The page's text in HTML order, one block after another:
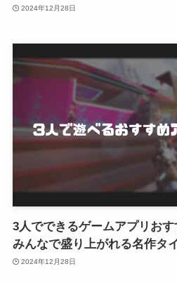
2024年12月28日
3人でできるゲームアプリお
みんなで盛り上がれる名作タ
2024年12月28日